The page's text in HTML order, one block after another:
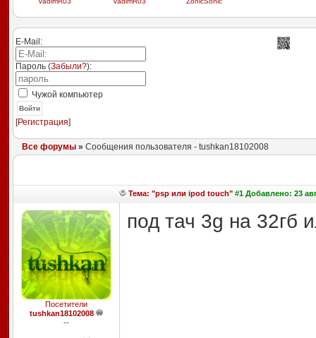
E-Mail:
Пароль (Забыли?):
Чужой компьютер
Войти
[Регистрация]
Все форумы» Сообщения пользователя - tushkan18102008
Тема: "psp или ipod touch"#1 Добавлено: 23
Посетители
tushkan18102008
--
под тач 3g на 32гб